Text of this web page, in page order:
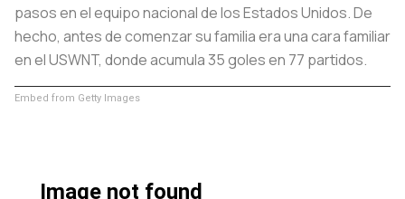
pasos en el equipo nacional de los Estados Unidos. De
hecho, antes de comenzar su familia era una cara familiar
en el USWNT, donde acumula 35 goles en 77 partidos.
Embed from Getty Images